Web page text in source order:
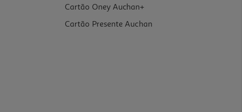
Cartão Oney Auchan+
Cartão Presente Auchan